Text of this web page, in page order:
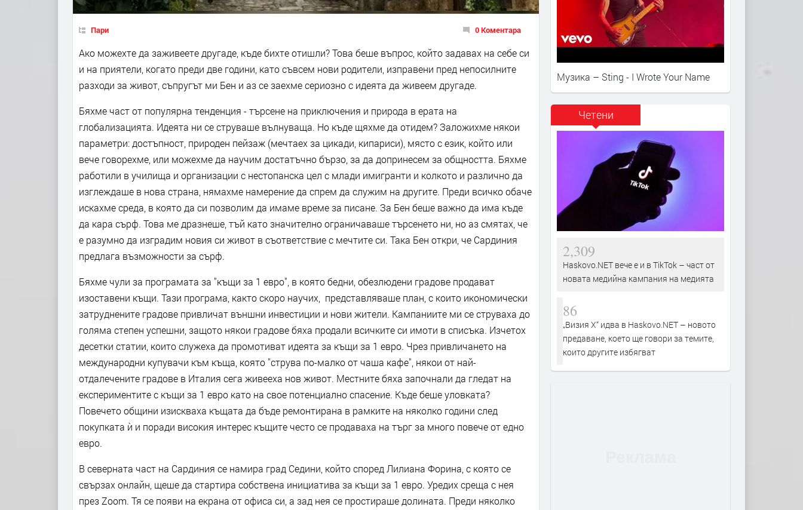
Пари 0 Коментара
Ако можехте да заживеете другаде, къде бихте отишли? Това беше въпрос, който задавах на себе си
и на приятели, когато преди две години, като съвсем нови родители, изправени пред непосилните
разходи за живот, съпругът ми Бен и аз се заехме сериозно с идеята да живеем другаде.
Бяхме част от популярна тенденция - търсене на приключения и природа в ерата на
глобализацията. Идеята ни се струваше вълнуваща. Но къде щяхме да отидем? Заложихме някои
параметри: достъпност, природен пейзаж (мечтаех за цикади, кипариси), място с език, който или
вече говорехме, или можехме да научим достатъчно бързо, за да допринесем за общността. Бяхме
работили в училища и организации с нестопанска цел с млади имигранти и колкото и различно да
изглеждаше в нова страна, нямахме намерение да спрем да служим на другите. Преди всичко обаче
искахме среда, в която да си позволим да имаме време за писане. За Бен беше важно да има къде
да кара сърф. Това ме дразнеше, тъй като значително ограничаваше търсенето ни, но аз смятах, че
е разумно да изградим новия си живот в съответствие с мечтите си. Така Бен откри, че Сардиния
предлага възможности за сърф.
Бяхме чули за програмата за "къщи за 1 евро", в която бедни, обезлюдени градове продават
изоставени къщи. Тази програма, както скоро научих, представляваше план, с които икономически
затруднените градове привличат външни инвестиции и нови жители. Кампаниите ми се струваха до
голяма степен успешни, защото някои градове бяха продали всичките си имоти в списъка. Изчетох
десетки статии, които служеха да промотиват идеята за къщи за 1 евро. Чрез привличането на
международни купувачи към къща, която ''струва по-малко от чаша кафе'', някои от най-
отдалечените градове в Италия сега живееха нов живот. Местните бяха започнали да гледат на
експериментите с къщи за 1 евро като на свое потенциално спасение. Къде беше уловката?
Повечето общини изискваха къщата да бъде ремонтирана в рамките на няколко години след
покупката ѝ и поради високия интерес къщите често се продаваха на търг за много повече от едно
евро.
В северната част на Сардиния се намира град Седини, който според Лилиана Форина, с която се
свързах онлайн, щеше да стартира собствена инициатива за къщи за 1 евро. Уредих среща с нея
през Zoom. Тя се появи на екрана от офиса си, а зад нея се простираше долината. Преди няколко
Музика – Sting - I Wrote Your Name
Четени
2,309
Haskovo.NET вече е и в TikTok – част от
новата медийна кампания на медията
86
„Визия Х“ идва в Haskovo.NET – новото
предаване, което ще говори за темите,
които другите избягват